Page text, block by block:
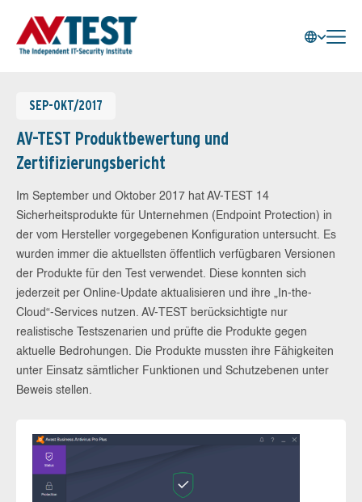
SEP-OKT/2017
AV-TEST Produktbewertung und
Zertifizierungsbericht
Im September und Oktober 2017 hat AV-TEST 14
Sicherheitsprodukte für Unternehmen (Endpoint Protection) in
der vom Hersteller vorgegebenen Konfiguration untersucht. Es
wurden immer die aktuellsten öffentlich verfügbaren Versionen
der Produkte für den Test verwendet. Diese konnten sich
jederzeit per Online-Update aktualisieren und ihre „In-the-
Cloud“-Services nutzen. AV-TEST berücksichtigte nur
realistische Testszenarien und prüfte die Produkte gegen
aktuelle Bedrohungen. Die Produkte mussten ihre Fähigkeiten
unter Einsatz sämtlicher Funktionen und Schutzebenen unter
Beweis stellen.